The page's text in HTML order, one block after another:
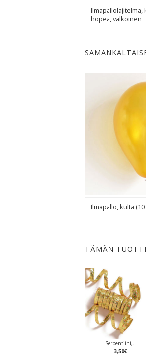
Ilmapallolajitelma,
hopea, valkoinen
Ilmapallo, kulta (10
TÄMÄN
Serpentiini,..
3,50€